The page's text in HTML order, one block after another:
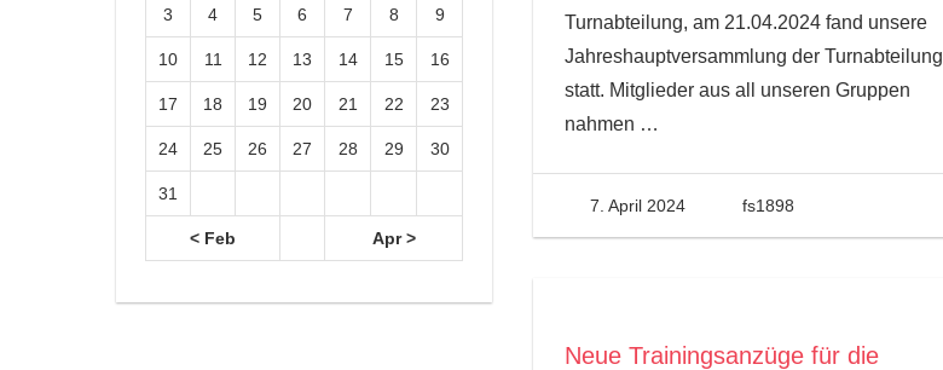
Turnabteilung, am 21.04.2024 fand unsere
Jahreshauptversammlung der Turnabteilung
statt. Mitglieder aus all unseren Gruppen
nahmen …
7. April 2024 fs1898
Neue Trainingsanzüge für die
3 4 5 6 7 8 9
10 11 12 13 14 15 16
17 18 19 20 21 22 23
24 25 26 27 28 29 30
31
< Feb Apr >